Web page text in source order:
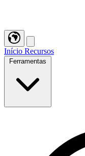
Início Recursos